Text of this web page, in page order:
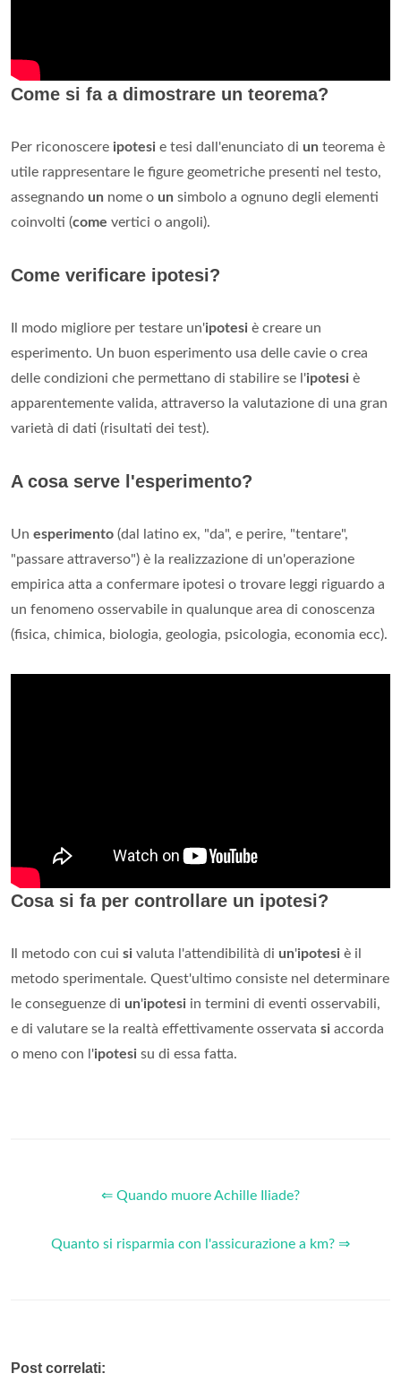
Come si fa a dimostrare un teorema?
Per riconoscere ipotesi e tesi dall'enunciato di un teorema è
utile rappresentare le figure geometriche presenti nel testo,
assegnando un nome o un simbolo a ognuno degli elementi
coinvolti (come vertici o angoli).
Come verificare ipotesi?
Il modo migliore per testare un'ipotesi è creare un
esperimento. Un buon esperimento usa delle cavie o crea
delle condizioni che permettano di stabilire se l'ipotesi è
apparentemente valida, attraverso la valutazione di una gran
varietà di dati (risultati dei test).
A cosa serve l'esperimento?
Un esperimento (dal latino ex, "da", e perire, "tentare",
"passare attraverso") è la realizzazione di un'operazione
empirica atta a confermare ipotesi o trovare leggi riguardo a
un fenomeno osservabile in qualunque area di conoscenza
(fisica, chimica, biologia, geologia, psicologia, economia ecc).
Cosa si fa per controllare un ipotesi?
Il metodo con cui si valuta l'attendibilità di un'ipotesi è il
metodo sperimentale. Quest'ultimo consiste nel determinare
le conseguenze di un'ipotesi in termini di eventi osservabili,
e di valutare se la realtà effettivamente osservata si accorda
o meno con l'ipotesi su di essa fatta.
⇐ Quando muore Achille Iliade?
Quanto si risparmia con l'assicurazione a km? ⇒
Post correlati: